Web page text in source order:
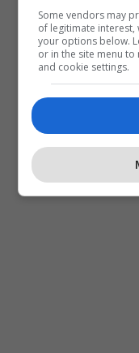
Some vendors may
of legitimate interest,
your options below.
or in the site menu
and cookie settings.